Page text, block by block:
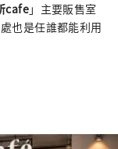
cafe」主要販售室
也是任誰都能利用